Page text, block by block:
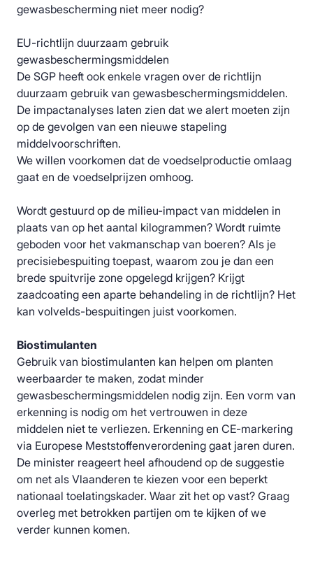
gewasbescherming niet meer nodig?
EU-richtlijn duurzaam gebruik
gewasbeschermingsmiddelen
De SGP heeft ook enkele vragen over de richtlijn
duurzaam gebruik van gewasbeschermingsmiddelen.
De impactanalyses laten zien dat we alert moeten zijn
op de gevolgen van een nieuwe stapeling
middelvoorschriften.
We willen voorkomen dat de voedselproductie omlaag
gaat en de voedselprijzen omhoog.
Wordt gestuurd op de milieu-impact van middelen in
plaats van op het aantal kilogrammen? Wordt ruimte
geboden voor het vakmanschap van boeren? Als je
precisiebespuiting toepast, waarom zou je dan een
brede spuitvrije zone opgelegd krijgen? Krijgt
zaadcoating een aparte behandeling in de richtlijn? Het
kan volvelds-bespuitingen juist voorkomen.
Biostimulanten
Gebruik van biostimulanten kan helpen om planten
weerbaarder te maken, zodat minder
gewasbeschermingsmiddelen nodig zijn. Een vorm van
erkenning is nodig om het vertrouwen in deze
middelen niet te verliezen. Erkenning en CE-markering
via Europese Meststoffenverordening gaat jaren duren.
De minister reageert heel afhoudend op de suggestie
om net als Vlaanderen te kiezen voor een beperkt
nationaal toelatingskader. Waar zit het op vast? Graag
overleg met betrokken partijen om te kijken of we
verder kunnen komen.